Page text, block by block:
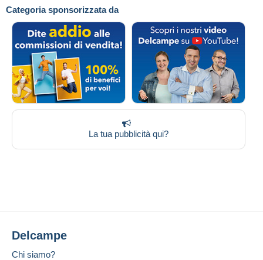
Categoria sponsorizzata da
La tua pubblicità qui?
Delcampe
Chi siamo?